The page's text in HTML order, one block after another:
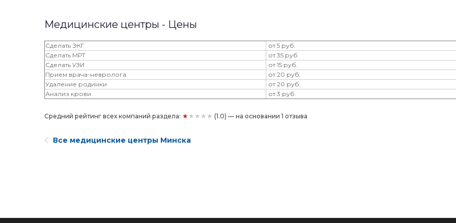
Медицинские центры - Цены
Сделать ЭКГ
от 5 руб.
Сделать МРТ
от 35 руб.
Сделать УЗИ
от 15 руб.
Прием врача-невролога
от 20 руб.
Удаление родинки
от 20 руб.
Анализ крови
от 3 руб.
Средний рейтинг всех компаний раздела: ★★★★★ (1.0) — на основании 1 отзыва
Все медицинские центры Минска